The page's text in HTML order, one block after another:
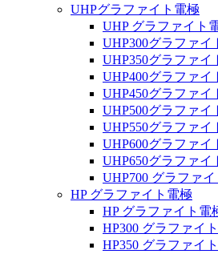
UHPグラファイト電極
UHP グラファイト
UHP300グラファイ
UHP350グラファイ
UHP400グラファイ
UHP450グラファイ
UHP500グラファイ
UHP550グラファイ
UHP600グラファイ
UHP650グラファイ
UHP700 グラファ
HP グラファイト電極
HP グラファイト電
HP300 グラファイ
HP350 グラファイ